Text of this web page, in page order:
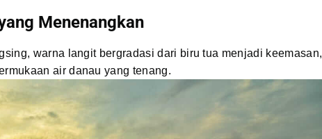
Menenangkan
warna langit bergradasi dari biru tua menjadi keemasan,
air danau yang tenang.